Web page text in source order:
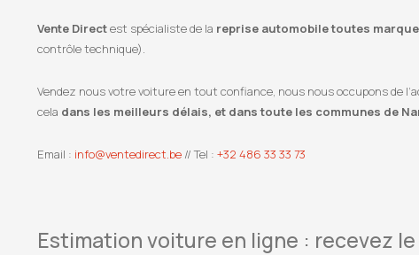
Vente Directest spécialiste de la reprise automobile toutes
contrôle technique).
Vendez nous votre voiture en tout confiance, nous nous occupons de
cela dans les meilleurs délais, et dans toute les communes de
Email : info@ventedirect.be // Tel : +32 486 33 33 73
Estimation voiture en ligne : recevez